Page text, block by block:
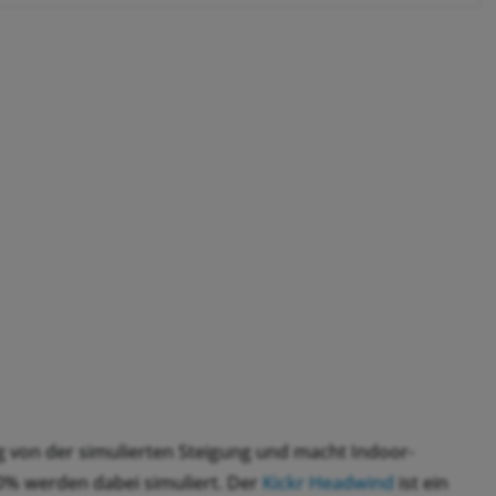
der simulierten Steigung und macht Indoor-
werden dabei simuliert. Der Kickr Headwind ist ein